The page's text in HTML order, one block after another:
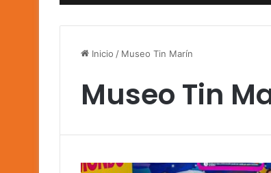
Inicio / Museo Tin Marín
Museo Tin